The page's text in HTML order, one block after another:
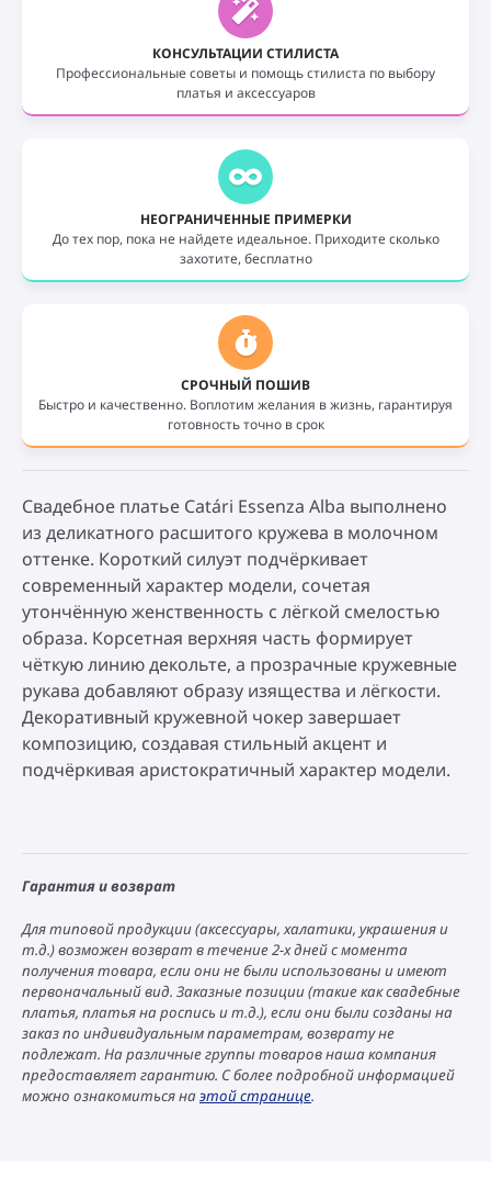
КОНСУЛЬТАЦИИ СТИЛИСТА
Профессиональные советы и помощь стилиста по выбору
платья и аксессуаров
НЕОГРАНИЧЕННЫЕ ПРИМЕРКИ
До тех пор, пока не найдете идеальное. Приходите сколько
захотите, бесплатно
СРОЧНЫЙ ПОШИВ
Быстро и качественно. Воплотим желания в жизнь, гарантируя
готовность точно в срок
Свадебное платье Catári Essenza Alba выполнено
из деликатного расшитого кружева в молочном
оттенке. Короткий силуэт подчёркивает
современный характер модели, сочетая
утончённую женственность с лёгкой смелостью
образа. Корсетная верхняя часть формирует
чёткую линию декольте, а прозрачные кружевные
рукава добавляют образу изящества и лёгкости.
Декоративный кружевной чокер завершает
композицию, создавая стильный акцент и
подчёркивая аристократичный характер модели.
Гарантия и возврат
Для типовой продукции (аксессуары, халатики, украшения и
т.д.) возможен возврат в течение 2-х дней с момента
получения товара, если они не были использованы и имеют
первоначальный вид. Заказные позиции (такие как свадебные
платья, платья на роспись и т.д.), если они были созданы на
заказ по индивидуальным параметрам, возврату не
подлежат. На различные группы товаров наша компания
предоставляет гарантию. С более подробной информацией
можно ознакомиться наэтой странице.